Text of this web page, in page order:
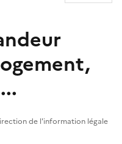
de l'information légale